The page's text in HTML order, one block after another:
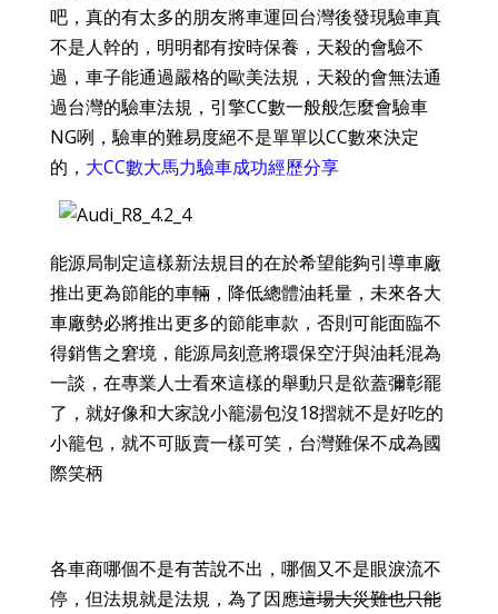
吧，真的有太多的朋友將車運回台灣後發現驗車真
不是人幹的，明明都有按時保養，天殺的會驗不
過，車子能通過嚴格的歐美法規，天殺的會無法通
過台灣的驗車法規，引擎CC數一般般怎麼會驗車
NG咧，驗車的難易度絕不是單單以CC數來決定
的， 大CC數大馬力驗車成功經歷分享
能源局制定這樣新法規目的在於希望能夠引導車廠
推出更為節能的車輛，降低總體油耗量，未來各大
車廠勢必將推出更多的節能車款，否則可能面臨不
得銷售之窘境，能源局刻意將環保空汙與油耗混為
一談，在專業人士看來這樣的舉動只是欲蓋彌彰罷
了， 就好像和大家說小籠湯包沒18摺就不是好吃的
小籠包，就不可販賣一樣可笑， 台灣難保不成為國
際笑柄
各車商哪個不是有苦說不出，哪個又不是眼淚流不
停，但法規就是法規，為了因應這場大災難也只能